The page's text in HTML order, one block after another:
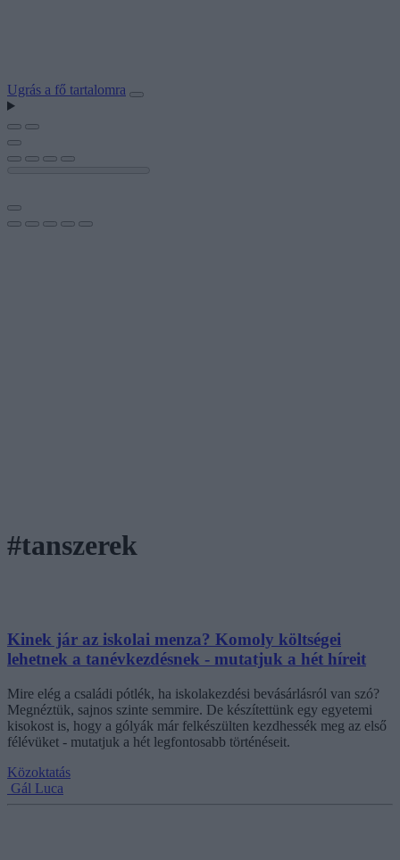
Ugrás a fő tartalomra
#tanszerek
Kinek jár az iskolai menza? Komoly költségei
lehetnek a tanévkezdésnek - mutatjuk a hét híreit
Mire elég a családi pótlék, ha iskolakezdési bevásárlásról van szó?
Megnéztük, sajnos szinte semmire. De készítettünk egy egyetemi
kisokost is, hogy a gólyák már felkészülten kezdhessék meg az első
félévüket - mutatjuk a hét legfontosabb történéseit.
Közoktatás
Gál Luca